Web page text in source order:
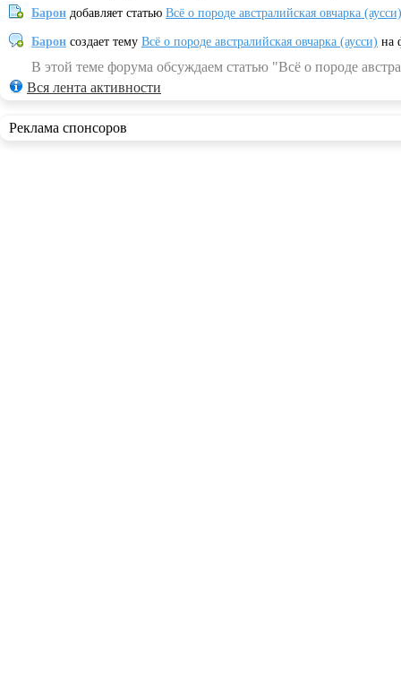
Барон добавляет статью Всё о породе австралийская овчарка (аусси)
Барон создает тему Всё о породе австралийская овчарка (аусси) на
В этой теме форума обсуждаем статью "Всё о породе
Вся лента активности
Реклама спонсоров